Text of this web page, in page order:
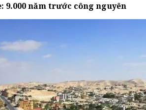
9.000 năm trước công nguyên